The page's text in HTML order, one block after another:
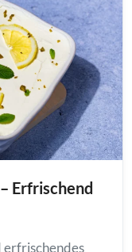
Erfrischend
erfrischendes